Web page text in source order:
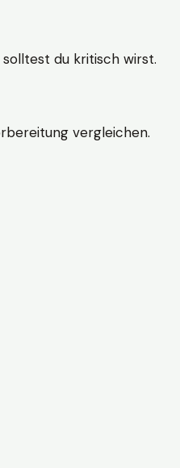
du kritisch wirst.
vergleichen.